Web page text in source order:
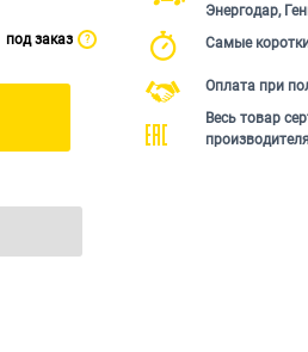
под заказ ?
Энергодар,
Самые
Оплата при
Весь товар